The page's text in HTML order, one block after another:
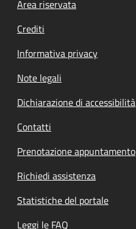
Area riservata
Crediti
Informativa privacy
Note legali
Dichiarazione di accessibilità
Contatti
Prenotazione appuntamento
Richiedi assistenza
Statistiche del portale
Leggi le FAQ